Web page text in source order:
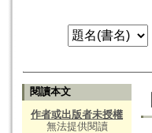
閱讀本文
作者或出版者未授權
無法提供閱讀